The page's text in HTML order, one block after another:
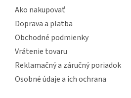
Ako nakupovať
Doprava a platba
Obchodné podmienky
Vrátenie tovaru
Reklamačný a záručný poriadok
Osobné údaje a ich ochrana